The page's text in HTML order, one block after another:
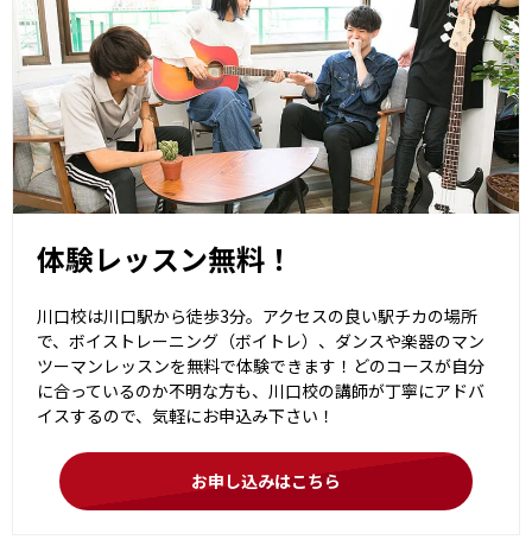
体験レッスン無料！
川口校は川口駅から徒歩3分。アクセスの良い駅チカの場所
で、ボイストレーニング（ボイトレ）、ダンスや楽器のマン
ツーマンレッスンを無料で体験できます！どのコースが自分
に合っているのか不明な方も、川口校の講師が丁寧にアドバ
イスするので、気軽にお申込み下さい！
お申し込みはこちら